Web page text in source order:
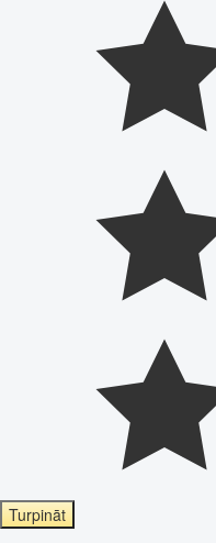
Turpināt